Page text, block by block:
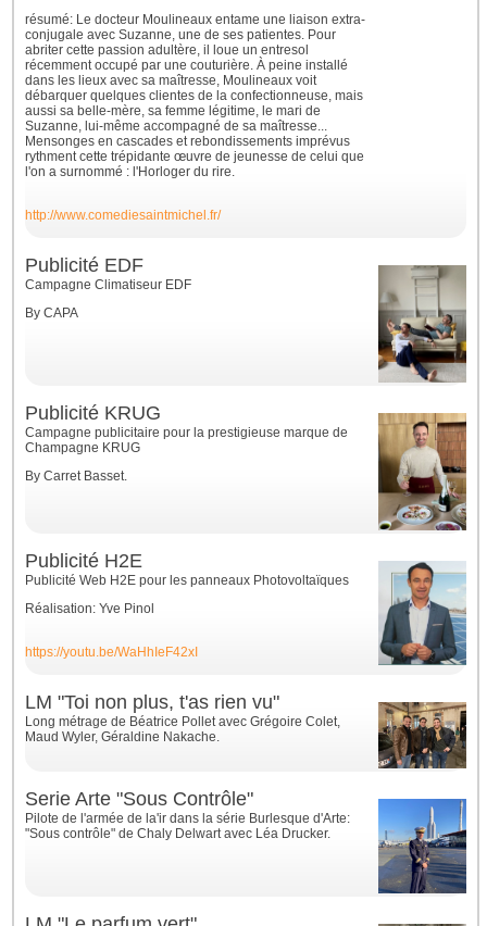
résumé: Le docteur Moulineaux entame une liaison extra-
conjugale avec Suzanne, une de ses patientes. Pour
abriter cette passion adultère, il loue un entresol
récemment occupé par une couturière. À peine installé
dans les lieux avec sa maîtresse, Moulineaux voit
débarquer quelques clientes de la confectionneuse, mais
aussi sa belle-mère, sa femme légitime, le mari de
Suzanne, lui-même accompagné de sa maîtresse...
Mensonges en cascades et rebondissements imprévus
rythment cette trépidante œuvre de jeunesse de celui que
l'on a surnommé : l'Horloger du rire.
http://www.comediesaintmichel.fr/
Publicité EDF
Campagne Climatiseur EDF
By CAPA
Publicité KRUG
Campagne publicitaire pour la prestigieuse marque de
Champagne KRUG
By Carret Basset.
Publicité H2E
Publicité Web H2E pour les panneaux Photovoltaïques
Réalisation: Yve Pinol
https://youtu.be/WaHhIeF42xI
LM "Toi non plus, t'as rien vu"
Long métrage de Béatrice Pollet avec Grégoire Colet,
Maud Wyler, Géraldine Nakache
Serie Arte "Sous Contrôle"
Pilote de l'armée de la'ir dans la série Burlesque d'Arte:
"Sous contrôle" de Chaly Delwart avec Léa Drucker.